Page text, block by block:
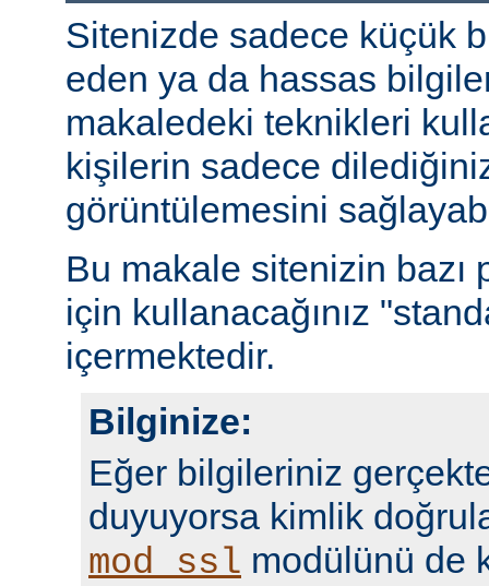
Sitenizde sadece küçük
eden ya da hassas
makaledeki teknikleri
kişilerin sadece
görüntülemesini
Bu makale sitenizin bazı
için kullanacağınız
içermektedir.
Bilginize:
Eğer bilgileriniz
duyuyorsa kimlik
mod_ssl modülünü de